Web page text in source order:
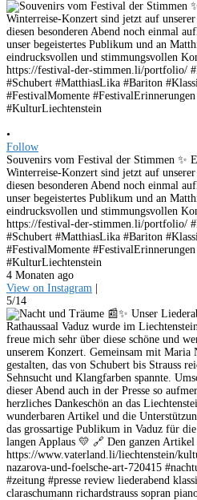
•
Follow
Souvenirs vom Festival der Stimmen ✨
Winterreise-Konzert sind jetzt auf
diesen besonderen Abend noch einmal
unser begeistertes Publikum und an
eindrucksvollen und stimmungsvollen
https://festival-der-stimmen.li/portfolio/
#Schubert #MatthiasLika #Bariton
#FestivalMomente
#KulturLiechtenstein
4 Monaten ago
View on Instagram |
5/14